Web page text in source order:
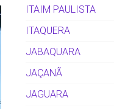
ITAIM PAULISTA
ITAQUERA
JABAQUARA
JAÇANÃ
JAGUARA